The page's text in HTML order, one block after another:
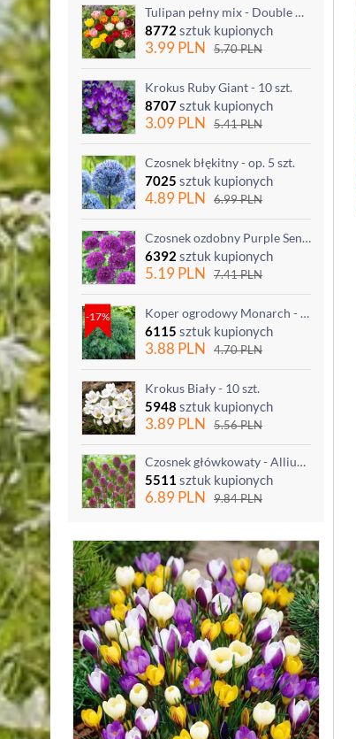
Tulipan pełny mix - Double mix - 5 szt.
8772 sztuk kupionych
3.99PLN 5.70PLN
Krokus Ruby Giant - 10 szt.
8707sztuk kupionych
3.09PLN 5.41PLN
Czosnek błękitny - op. 5 szt.
7025 sztuk kupionych
4.89PLN 6.99PLN
Czosnek ozdobny Purple Sensation - op. 3 szt.
6392 sztuk kupionych
5.19PLN 7.41PLN
-17% Koper ogrodowy Monarch - po ścięciu odrasta
6115 sztuk kupionych
3.88 PLN 4.70PLN
Krokus Biały - 10 szt.
5948 sztuk kupionych
3.89PLN 5.56PLN
Czosnek główkowaty - Allium sphaerocephalon - 20 szt.
5511 sztuk kupionych
6.89PLN 9.84PLN